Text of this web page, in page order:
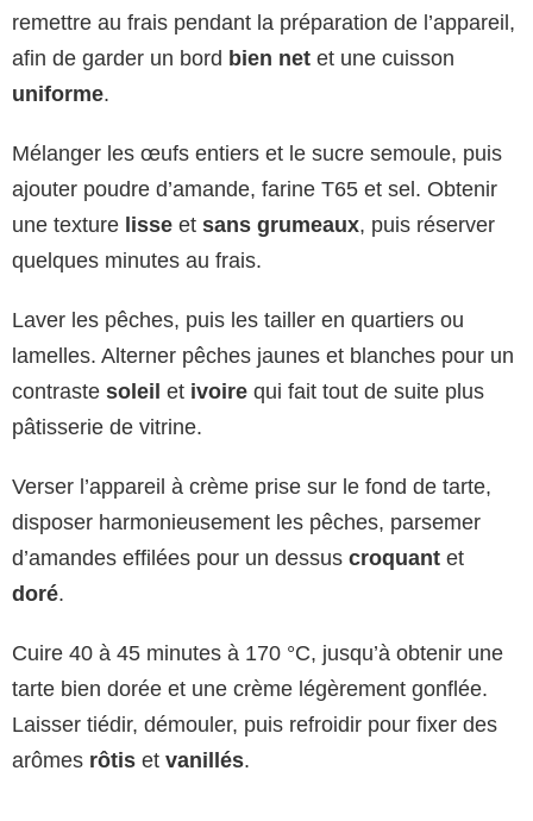
remettre au frais pendant la préparation de l’appareil,
afin de garder un bord bien net et une cuisson
uniforme.
Mélanger les œufs entiers et le sucre semoule, puis
ajouter poudre d’amande, farine T65 et sel. Obtenir
une texture lisse et sans grumeaux, puis réserver
quelques minutes au frais.
Laver les pêches, puis les tailler en quartiers ou
lamelles. Alterner pêches jaunes et blanches pour un
contraste soleil et ivoire qui fait tout de suite plus
pâtisserie de vitrine.
Verser l’appareil à crème prise sur le fond de tarte,
disposer harmonieusement les pêches, parsemer
d’amandes effilées pour un dessus croquant et
doré.
Cuire 40 à 45 minutes à 170 °C, jusqu’à obtenir une
tarte bien dorée et une crème légèrement gonflée.
Laisser tiédir, démouler, puis refroidir pour fixer des
arômes rôtis et vanillés.